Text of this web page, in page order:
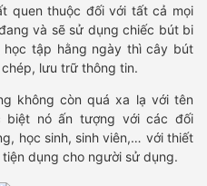
quen thuộc đối với tất cả mọi
và sẽ sử dụng chiếc bút bi
học tập hằng ngày thì cây bút
lưu trữ thông tin.
không còn quá xa lạ với tên
biệt nó ấn tượng với các đối
học sinh, sinh viên,… với thiết
dụng cho người sử dụng.